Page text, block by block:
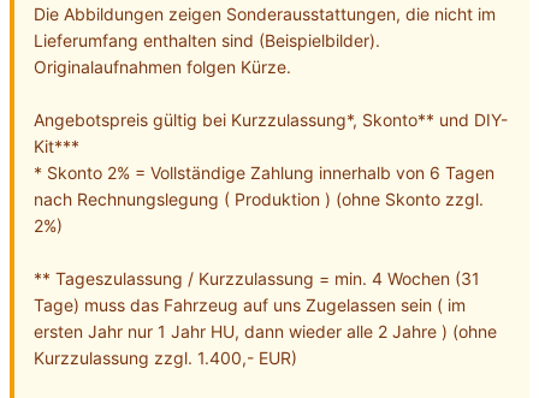
Die Abbildungen zeigen Sonderausstattungen, die nicht im
Lieferumfang enthalten sind (Beispielbilder).
Originalaufnahmen folgen Kürze.
Angebotspreis gültig bei Kurzzulassung*, Skonto** und DIY-
Kit***
* Skonto 2% = Vollständige Zahlung innerhalb von 6 Tagen
nach Rechnungslegung ( Produktion ) (ohne Skonto zzgl.
2%)
** Tageszulassung / Kurzzulassung = min. 4 Wochen (31
Tage) muss das Fahrzeug auf uns Zugelassen sein ( im
ersten Jahr nur 1 Jahr HU, dann wieder alle 2 Jahre ) (ohne
Kurzzulassung zzgl. 1.400,- EUR)